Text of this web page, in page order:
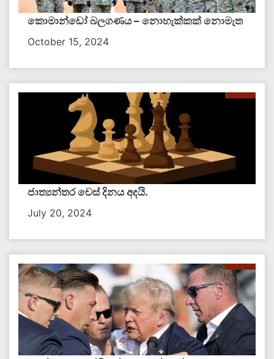
කොමාන්ඩෝ බලගණය – නොහැක්කක් නොමැත​
October 15, 2024
ජාත්‍යන්තර චෙස් දිනය අදයි.
July 20, 2024